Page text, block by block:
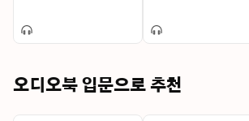
오디오북 입문으로 추천